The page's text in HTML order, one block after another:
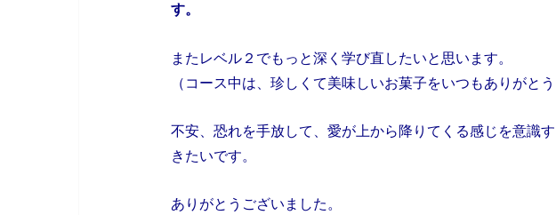
す。
またレベル２でもっと深く学び直したいと思います。
（コース中は、珍しくて美味しいお菓子をいつもありがとう
不安、恐れを手放して、愛が上から降りてくる感じを意識
きたいです。
ありがとうございました。